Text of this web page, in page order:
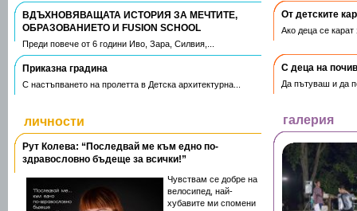
ВДЪХНОВЯВАЩАТА ИСТОРИЯ ЗА МЕЧТИТЕ,
ОБРАЗОВАНИЕТО И FUSION SCHOOL
Преди повече от 6 години Иво, Зара, Силвия,...
Приказна градина
С настъпването на пролетта в Детска архитектурна...
Oт детските
Ако деца се карат
С деца на
Да пътуваш и да
личности
Рут Колева: “Последвай ме към едно по-
здравословно бъдеще за всички!”
Чувствам се добре на
велосипед, най-
хубавите ми спомени
галерия